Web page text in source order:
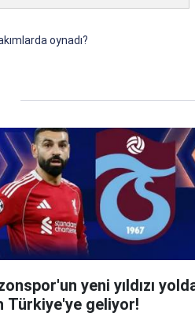
oynadı?
yeni yıldızı
Türkiye'ye geliyor!